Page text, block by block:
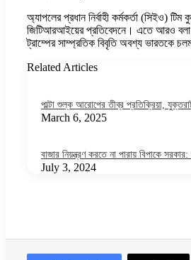
অ্যাপলের প্রধান নির্বাহী কর্মকর্তা (সিইও)
জিটিআরআইয়ের প্রতিবেদনে। এতে আরও বলা
ট্রাম্পের সাম্প্রতিক বিবৃতি অবশ্য ভারতকে
Related Articles
পাল্টা শুল্ক আরোপের তীব্র প্রতিক্রিয়া,
March 6, 2025
বাজার নিয়ন্ত্রণ করতে না পারায় বিপাকে
July 3, 2024